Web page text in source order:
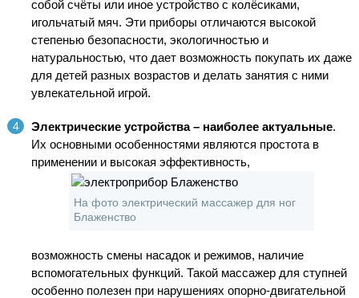
собой счёты или иное устройство с колёсиками,
игольчатый мяч. Эти приборы отличаются высокой
степенью безопасности, экологичностью и
натуральностью, что дает возможность покупать их даже
для детей разных возрастов и делать занятия с ними
увлекательной игрой.
Электрические устройства – наиболее актуальные.
Их основными особенностями являются простота в
применении и высокая эффективность,
На фото электрический массажер для ног
Блаженство
возможность смены насадок и режимов, наличие
вспомогательных функций. Такой массажер для ступней
особенно полезен при нарушениях опорно-двигательной